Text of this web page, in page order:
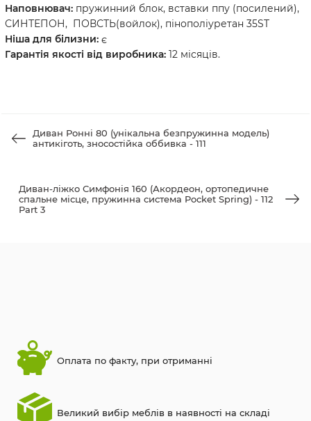
Наповнювач: пружинний блок, вставки ппу (посилений),
СИНТЕПОН, ПОВСТЬ(войлок), пінополіуретан 35ST
Ніша для білизни: є
Гарантія якості від виробника: 12 місяців.
Диван Ронні 80 (унікальна безпружинна модель)
антикіготь, зносостійка оббивка - 111
Диван-ліжко Симфонія 160 (Акордеон, ортопедичне
спальне місце, пружинна система Pocket Spring) - 112
Part 3
Оплата по факту, при отриманні
Великий вибір меблів в наявності на складі